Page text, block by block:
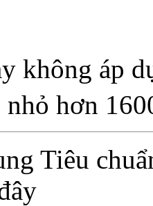
không áp
hơn
Tiêu